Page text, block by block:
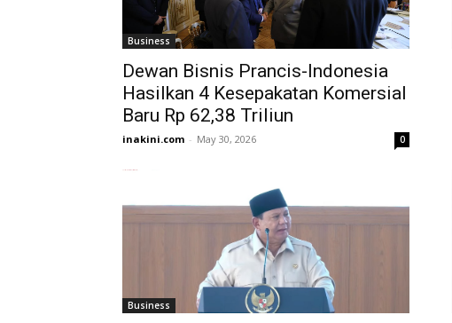
Business
Dewan Bisnis Prancis-Indonesia
Hasilkan 4 Kesepakatan Komersial
Baru Rp 62,38 Triliun
inakini.com - May 30, 2026 0
Business